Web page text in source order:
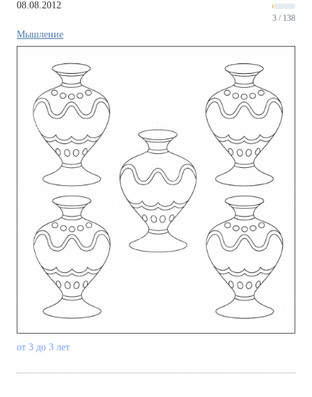
08.08.2012
3 / 138
Мышление
от 3 до 3 лет